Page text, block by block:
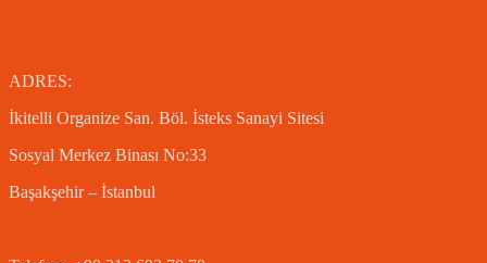
ADRES:
İkitelli Organize San. Böl. İsteks Sanayi Sitesi
Sosyal Merkez Binası No:33
Başakşehir – İstanbul